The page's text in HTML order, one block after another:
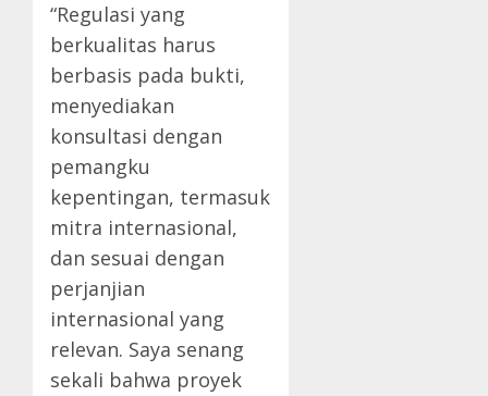
“Regulasi yang
berkualitas harus
berbasis pada bukti,
menyediakan
konsultasi dengan
pemangku
kepentingan, termasuk
mitra internasional,
dan sesuai dengan
perjanjian
internasional yang
relevan. Saya senang
sekali bahwa proyek